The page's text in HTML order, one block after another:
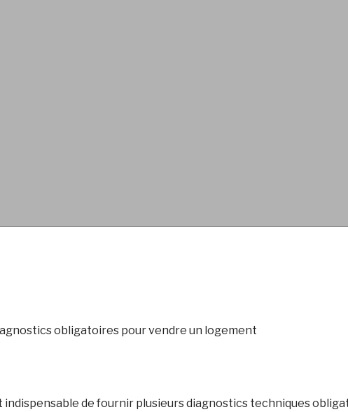
obligatoires pour vendre un logement
indispensable de fournir plusieurs diagnostics techniques